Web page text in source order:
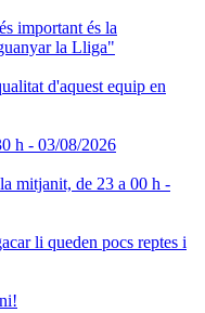
important és la
la Lliga"
d'aquest equip en
h - 03/08/2026
mitjanit, de 23 a 00 h -
li queden pocs reptes i